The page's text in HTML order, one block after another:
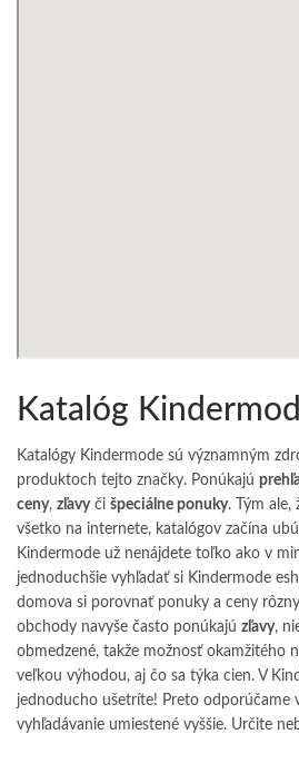
Katalóg
Katalógy Kindermode sú významným
produktoch tejto značky. Ponúkajú
ceny, zľavyči špeciálne ponuky. Tým ale,
všetko na internete, katalógov začína
Kindermode už nenájdete toľko ako v
jednoduchšie vyhľadať si Kindermode
domova si porovnať ponuky a ceny
obchody navyše často ponúkajú zľavy,
obmedzené, takže možnosť okamžitého
veľkou výhodou, aj čo sa týka cien. V
jednoducho ušetríte! Preto odporúčame
vyhľadávanie umiestené vyššie. Určite